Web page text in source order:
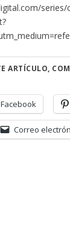
series/
ARTÍCULO,
Facebook
Correo